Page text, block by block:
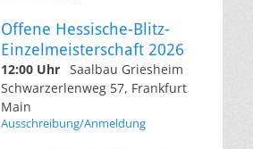
Offene Hessische-Blitz-
Einzelmeisterschaft 2026
12:00 Uhr Saalbau Griesheim
Schwarzerlenweg 57, Frankfurt
Main
Ausschreibung/Anmeldung